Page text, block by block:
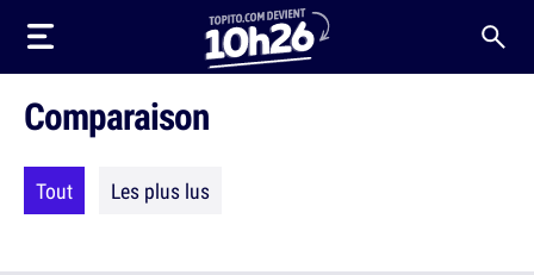
Comparaison
Tout Les plus lus